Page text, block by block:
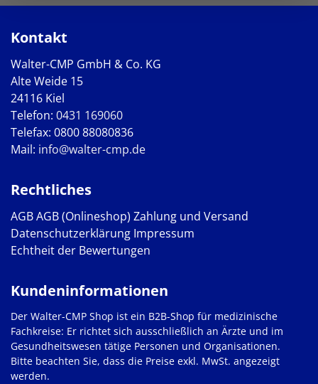
Kontakt
Walter-CMP GmbH & Co. KG
Alte Weide 15
24116 Kiel
Telefon: 0431 169060
Telefax: 0800 88080836
Mail: info@walter-cmp.de
Rechtliches
AGBAGB (Onlineshop) Zahlung und Versand
Datenschutzerklärung Impressum
Echtheit der Bewertungen
Kundeninformationen
Der Walter-CMP Shop ist ein B2B-Shop für medizinische
Fachkreise: Er richtet sich ausschließlich an Ärzte und im
Gesundheitswesen tätige Personen und Organisationen.
Bitte beachten Sie, dass die Preise exkl. MwSt. angezeigt
werden.